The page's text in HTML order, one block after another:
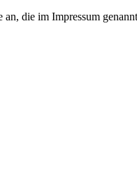
an, die im Impressum